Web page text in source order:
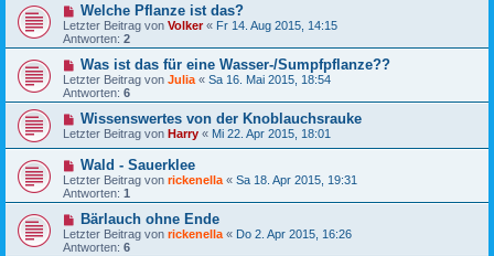
Welche Pflanze ist das?
Letzter Beitrag von Volker« Fr 14. Aug 2015, 14:15
Antworten: 2
Was ist das für eine Wasser-/Sumpfpflanze??
Letzter Beitrag von Julia « Sa 16. Mai 2015, 18:54
Antworten: 6
Wissenswertes von der Knoblauchsrauke
Letzter Beitrag von Harry « Mi 22. Apr 2015, 18:01
Wald - Sauerklee
Letzter Beitrag von rickenella « Sa 18. Apr 2015, 19:31
Antworten: 1
Bärlauch ohne Ende
Letzter Beitrag von rickenella « Do 2. Apr 2015, 16:26
Antworten: 6